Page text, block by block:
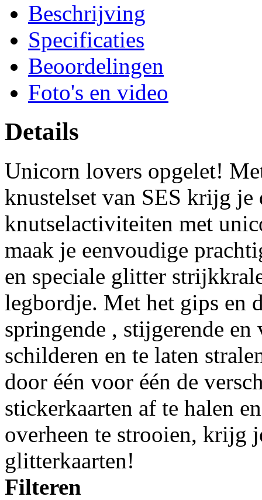
Beschrijving
Specificaties
Beoordelingen
Foto's en video
Details
Unicorn lovers opgelet!
knustelset van SES krijg
knutselactiviteiten met
maak je eenvoudige
en speciale glitter
legbordje. Met het gips en
springende , stijgerende
schilderen en te laten
door één voor één de
stickerkaarten af te halen
overheen te strooien, krijg
glitterkaarten!
Filteren